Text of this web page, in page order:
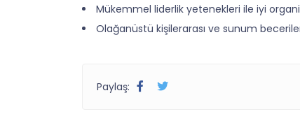
Mükemmel liderlik yetenekleri ile iyi
Olağanüstü kişilerarası ve sunum
Paylaş: